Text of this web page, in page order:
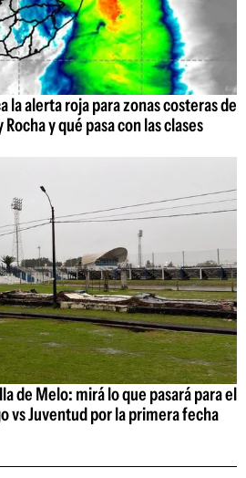
la alerta roja para zonas costeras de
y qué pasa con las clases
de Melo: mirá lo que pasará para el
vs Juventud por la primera fecha